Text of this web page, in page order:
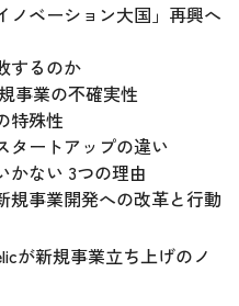
ノベーション大国」再興へ
するのか
事業の不確実性
特殊性
タートアップの違い
かない 3つの理由
規事業開発への改革と行動
が新規事業立ち上げのノ